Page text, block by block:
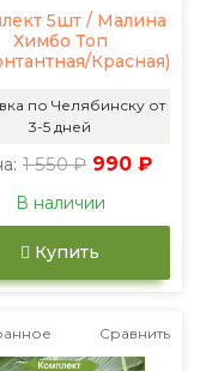
5шт / Малина
Химбо Топ
Красная)
по Челябинску от
3-5 дней
1 550 ₽ 990 ₽
В наличии
Купить
Сравнить